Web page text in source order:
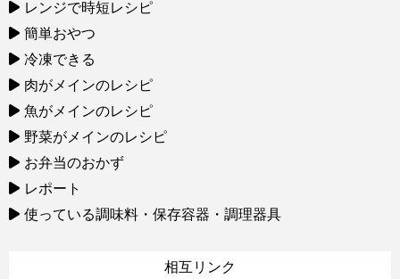
レンジで時短レシピ
簡単おやつ
冷凍できる
肉がメインのレシピ
魚がメインのレシピ
野菜がメインのレシピ
お弁当のおかず
レポート
使っている調味料・保存容器・調理器具
相互リンク